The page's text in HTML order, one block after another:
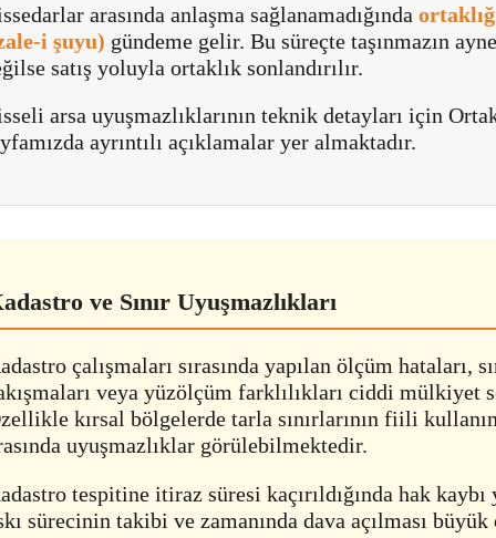
arasında anlaşma sağlanamadığında
i şuyu) gündeme gelir. Bu süreçte taşınmazın
satış yoluyla ortaklık sonlandırılır.
arsa uyuşmazlıklarının teknik detayları için
ayrıntılı açıklamalar yer almaktadır.
ve Sınır Uyuşmazlıkları
çalışmaları sırasında yapılan ölçüm hataları,
veya yüzölçüm farklılıkları ciddi mülkiyet
kırsal bölgelerde tarla sınırlarının fiili
uyuşmazlıklar görülebilmektedir.
tespitine itiraz süresi kaçırıldığında hak
sürecinin takibi ve zamanında dava açılması büyük